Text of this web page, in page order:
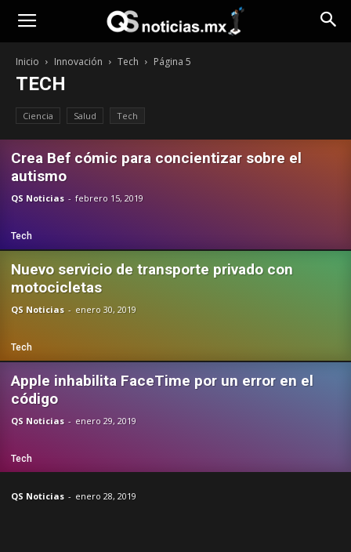
Inicio Innovación Tech Página 5
TECH
Ciencia Salud Tech
Tech
Crea Bef cómic para concientizar sobre el
autismo
QS Noticias - febrero 15, 2019
Tech
Nuevo servicio de transporte privado con
motocicletas
QS Noticias - enero 30, 2019
Tech
Apple inhabilita FaceTime por un error en el
código
QS Noticias - enero 29, 2019
QS Noticias - enero 28, 2019